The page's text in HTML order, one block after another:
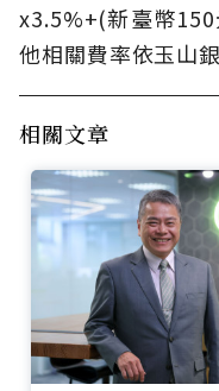
x3.5%+(新臺幣
他相關費率依玉山
相關文章